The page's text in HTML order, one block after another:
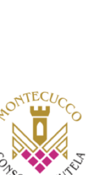
l'arte come
ricerca del
riflette questa
in 20